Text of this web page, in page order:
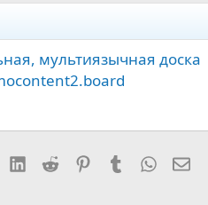
мультиязычная доска
LinkedIn
Reddit PinterestTumblr